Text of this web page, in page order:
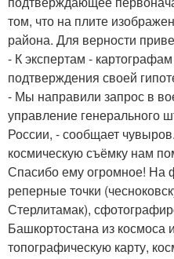
том, что на плите
района. Для верности
- К экспертам -
подтверждения своей
- Мы направили запрос в
управление генерального
России, - сообщает
космическую съёмку нам
Спасибо ему огромное! На
реперные точки
Стерлитамак),
Башкортостана из космоса
топографическую карту,